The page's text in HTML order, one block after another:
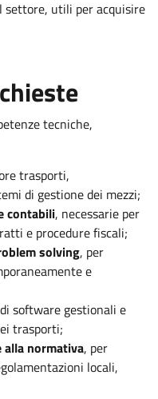
settore, utili per acquisire
tecniche,
trasporti,
di gestione dei mezzi;
contabili, necessarie per
e procedure fiscali;
solving, per
e
software gestionali e
trasporti;
alla normativa, per
locali,